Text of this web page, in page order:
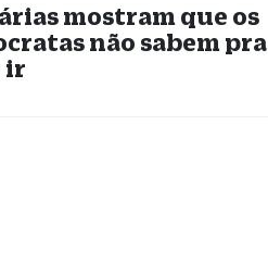
mostram que os
não sabem pra
ir